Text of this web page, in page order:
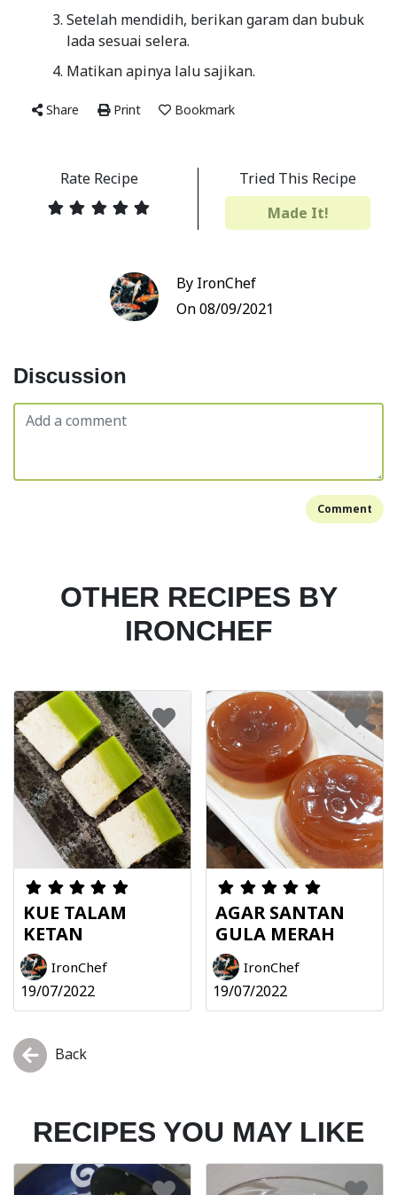
Setelah mendidih, berikan garam dan bubuk
lada sesuai selera.
Matikan apinya lalu sajikan.
Share Print Bookmark
Rate Recipe
Tried This Recipe
Made It!
By IronChef
On 08/09/2021
Discussion
Comment
OTHER RECIPES BY
IRONCHEF
KUE TALAM
KETAN
IronChef
19/07/2022
AGAR SANTAN
GULA MERAH
IronChef
19/07/2022
Back
RECIPES YOU MAY LIKE